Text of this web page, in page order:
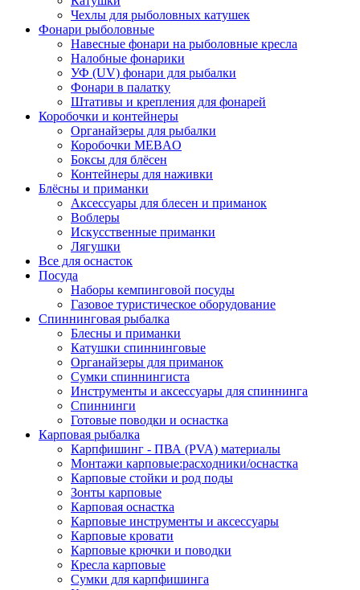
Чехлы для рыболовных катушек
Фонари рыболовные
Навесные фонари на рыболовные кресла
Налобные фонарики
УФ (UV) фонари для рыбалки
Фонари в палатку
Штативы и крепления для фонарей
Коробочки и контейнеры
Органайзеры для рыбалки
Коробочки MEBAO
Боксы для блёсен
Контейнеры для наживки
Блёсны и приманки
Аксессуары для блесен и приманок
Воблеры
Искусственные приманки
Лягушки
Все для оснасток
Посуда
Наборы кемпинговой посуды
Газовое туристическое оборудование
Спиннинговая рыбалка
Блесны и приманки
Катушки спиннинговые
Органайзеры для приманок
Сумки спиннингиста
Инструменты и аксессуары для спиннинга
Спиннинги
Готовые поводки и оснастка
Карповая рыбалка
Карпфишинг - ПВА (PVA) материалы
Монтажи карповые:расходники/оснастка
Карповые стойки и род поды
Зонты карповые
Карповая оснастка
Карповые инструменты и аксессуары
Карповые кровати
Карповые крючки и поводки
Кресла карповые
Сумки для карпфишинга